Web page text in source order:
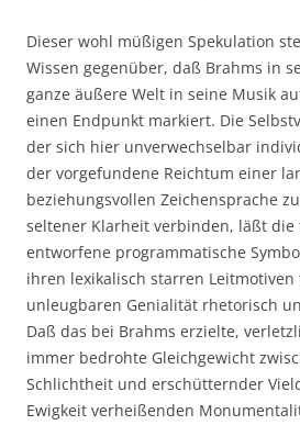
Dieser wohl müßigen Spekulation
Wissen gegenüber, daß Brahms in
ganze äußere Welt in seine Musik
einen Endpunkt markiert. Die
der sich hier unverwechselbar
der vorgefundene Reichtum einer
beziehungsvollen Zeichensprache
seltener Klarheit verbinden, läßt die
entworfene programmatische
ihren lexikalisch starren
unleugbaren Genialität rhetorisch
Daß das bei Brahms erzielte,
immer bedrohte Gleichgewicht
Schlichtheit und erschütternder
Ewigkeit verheißenden